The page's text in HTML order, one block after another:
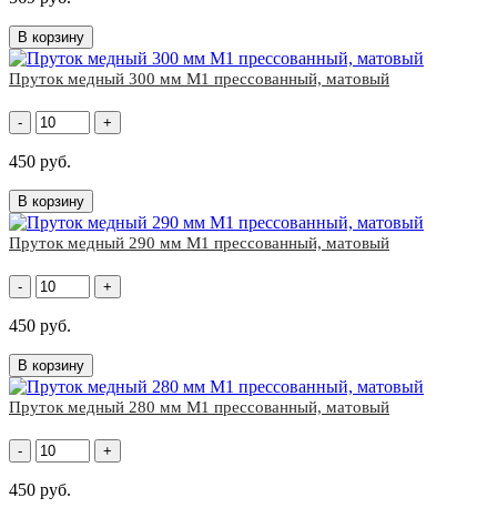
В корзину
Пруток медный 300 мм М1 прессованный, матовый
- +
450 руб.
В корзину
Пруток медный 290 мм М1 прессованный, матовый
- +
450 руб.
В корзину
Пруток медный 280 мм М1 прессованный, матовый
- +
450 руб.